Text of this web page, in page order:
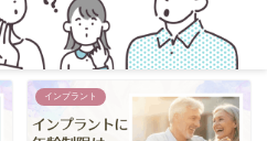
インプラント